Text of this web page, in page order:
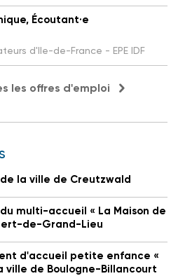
Écoutant·e
d'Ile-de-France - EPE IDF
les offres d'emploi
la ville de Creutzwald
multi-accueil « La Maison de
de-Grand-Lieu
d'accueil petite enfance «
ville de Boulogne-Billancourt